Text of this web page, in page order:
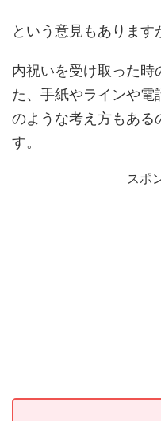
という意見もあります
内祝いを受け取った時
た、手紙やラインや電
のような考え方もある
す。
スポ